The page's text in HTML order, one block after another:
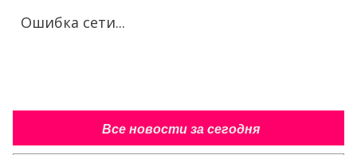
Ошибка сети...
Все новости за сегодня